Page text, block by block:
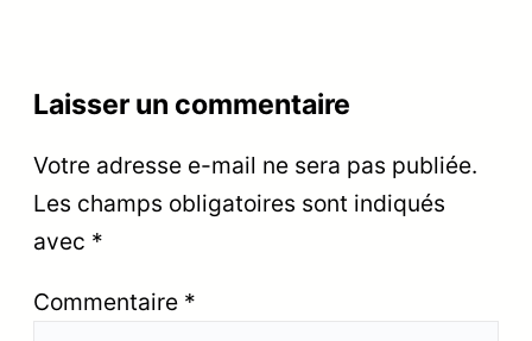
Laisser un commentaire
Votre adresse e-mail ne sera pas publiée.
Les champs obligatoires sont indiqués
avec *
Commentaire *